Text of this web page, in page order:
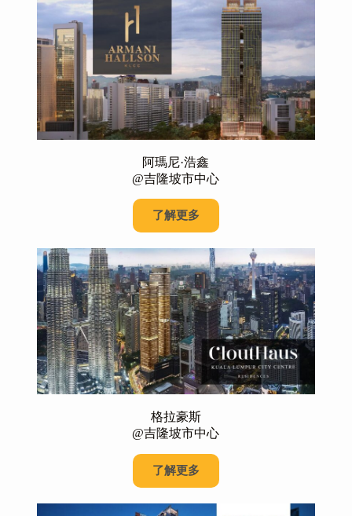
阿瑪尼·浩鑫
@吉隆坡市中心
了解更多
格拉豪斯
@吉隆坡市中心
了解更多